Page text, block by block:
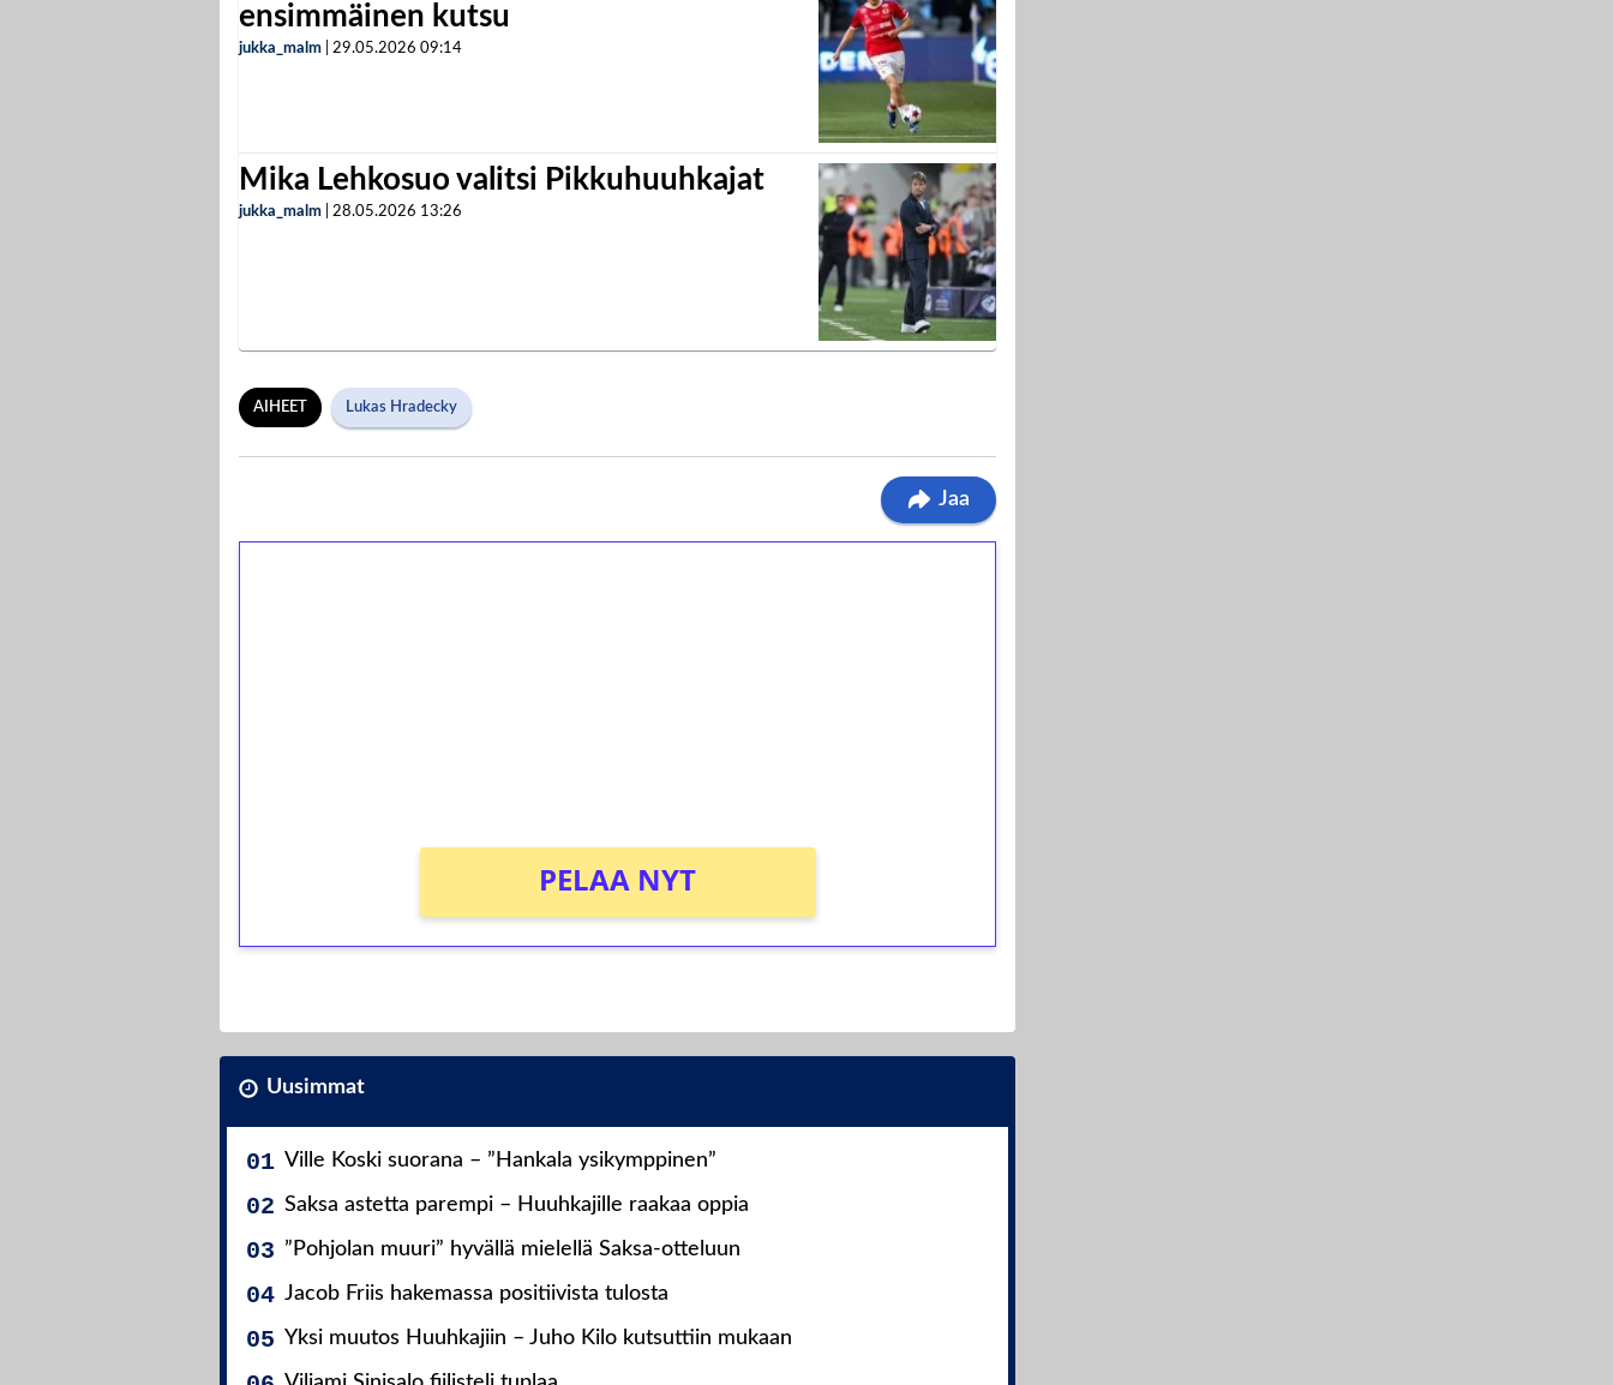
ensimmäinen kutsu
jukka_malm 29.05.2026 09:14
Mika Lehkosuo valitsi Pikkuhuuhkajat
jukka_malm 28.05.2026 13:26
AIHEET Lukas Hradecky
Jaa
PELAA NYT
Uusimmat
Ville Koski suorana – ”Hankala ysikymppinen”
Saksa astetta parempi – Huuhkajille raakaa oppia
”Pohjolan muuri” hyvällä mielellä Saksa-otteluun
Jacob Friis hakemassa positiivista tulosta
Yksi muutos Huuhkajiin – Juho Kilo kutsuttiin mukaan